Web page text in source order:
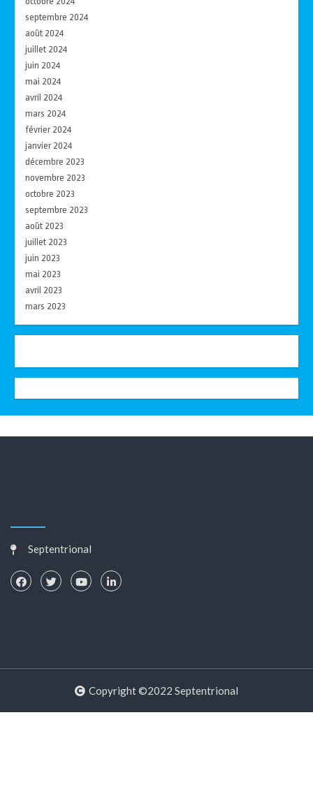
septembre 2024
août 2024
juillet 2024
juin 2024
mai 2024
avril 2024
mars 2024
février 2024
janvier 2024
décembre 2023
novembre 2023
octobre 2023
septembre 2023
août 2023
juillet 2023
juin 2023
mai 2023
avril 2023
mars 2023
Septentrional
Copyright ©2022 Septentrional